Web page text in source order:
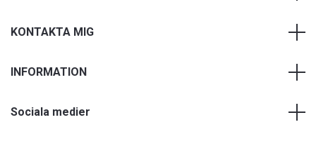
KONTAKTA MIG
INFORMATION
Sociala medier